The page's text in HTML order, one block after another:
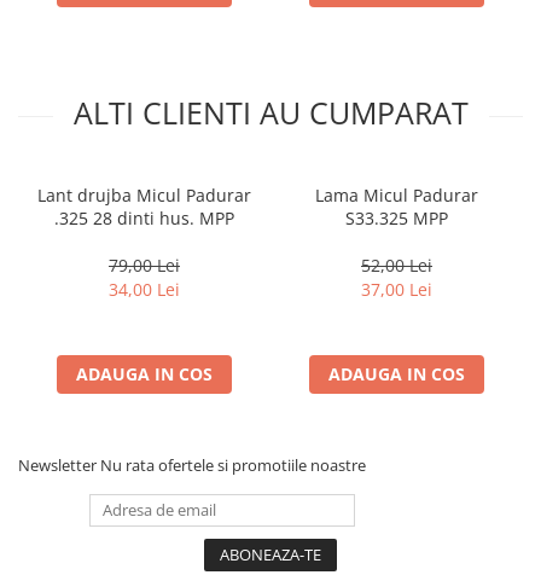
ALTI CLIENTI AU CUMPARAT
Lant drujba Micul Padurar
.325 28 dinti hus. MPP
79,00 Lei
34,00 Lei
ADAUGA IN COS
Lama Micul Padurar
S33.325 MPP
52,00 Lei
37,00 Lei
ADAUGA IN COS
Newsletter Nu rata ofertele si promotiile noastre